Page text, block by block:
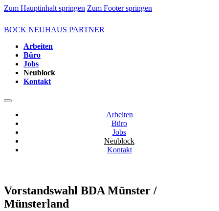
Zum Hauptinhalt springen Zum Footer springen
BOCK NEUHAUS PARTNER
Arbeiten
Büro
Jobs
Neublock
Kontakt
Arbeiten
Büro
Jobs
Neublock
Kontakt
Vorstandswahl BDA Münster /
Münsterland